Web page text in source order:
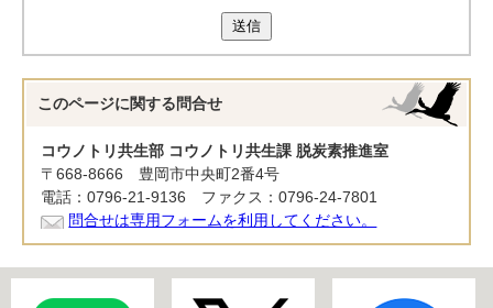
送信
このページに関する 問合せ
コウノトリ共生部 コウノトリ共生課 脱炭素推進室
〒668-8666 豊岡市中央町2番4号
電話：0796-21-9136 ファクス：0796-24-7801
問合せは専用フォームを利用してください。